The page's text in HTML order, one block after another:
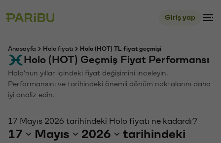
Giriş yap
Anasayfa Holo fiyatı Holo (HOT) TL fiyat geçmişi
Holo (HOT) Geçmiş Fiyat Performansı
Holo'nun yıllar içindeki fiyat değişimini inceleyin.
Performansını ve tarihindeki önemli dönüm noktalarını daha
iyi analiz edin.
17 Mayıs 2026 tarihindeki Holo fiyatı ne kadardı?
17 Mayıs 2026
tarihindeki